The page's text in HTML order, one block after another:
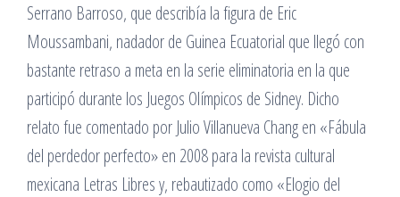
Serrano Barroso, que describía la figura de Eric
Moussambani, nadador de Guinea Ecuatorial que llegó con
bastante retraso a meta en la serie eliminatoria en la que
participó durante los Juegos Olímpicos de Sidney. Dicho
relato fue comentado por Julio Villanueva Chang en «Fábula
del perdedor perfecto» en 2008 para la revista cultural
mexicana Letras Libres y, rebautizado como «Elogio del